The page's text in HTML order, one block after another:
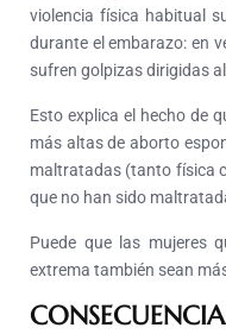
violencia física habitual
durante el embarazo: en
sufren golpizas dirigidas
Esto explica el hecho de
más altas de aborto
maltratadas (tanto física
que no han sido
Puede que las mujeres
extrema también sean